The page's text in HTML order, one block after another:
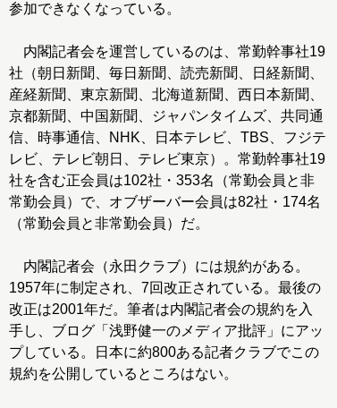
参加できなくなっている。
内閣記者会を運営しているのは、常勤幹事社19
社（朝日新聞、毎日新聞、読売新聞、日経新聞、
産経新聞、東京新聞、北海道新聞、西日本新聞、
京都新聞、中国新聞、ジャパンタイムズ、共同通
信、時事通信、NHK、日本テレビ、TBS、フジテ
レビ、テレビ朝日、テレビ東京）。常勤幹事社19
社を含む正会員は102社・353名（常勤会員と非
常勤会員）で、オブザーバー会員は82社・174名
（常勤会員と非常勤会員）だ。
内閣記者会（永田クラブ）には規約がある。
1957年に制定され、7回改正されている。最後の
改正は2001年だ。筆者は内閣記者会の規約を入
手し、ブログ「浅野健一のメディア批評」にアッ
プしている。日本に約800ある記者クラブでこの
規約を公開しているところはない。